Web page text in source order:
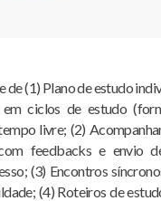
de (1) Plano de estudo
ciclos de estudo
livre; (2)
feedbacks e envio
(3) Encontros
(4) Roteiros de